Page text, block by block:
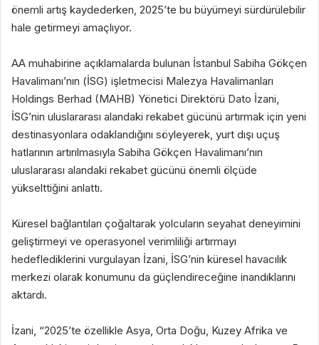
önemli artış kaydederken, 2025’te bu büyümeyi sürdürülebilir
hale getirmeyi amaçlıyor.
AA muhabirine açıklamalarda bulunan İstanbul Sabiha Gökçen
Havalimanı’nın (İSG) işletmecisi Malezya Havalimanları
Holdings Berhad (MAHB) Yönetici Direktörü Dato İzani,
İSG’nin uluslararası alandaki rekabet gücünü artırmak için yeni
destinasyonlara odaklandığını söyleyerek, yurt dışı uçuş
hatlarının artırılmasıyla Sabiha Gökçen Havalimanı’nın
uluslararası alandaki rekabet gücünü önemli ölçüde
yükselttiğini anlattı.
Küresel bağlantıları çoğaltarak yolcuların seyahat deneyimini
geliştirmeyi ve operasyonel verimliliği artırmayı
hedeflediklerini vurgulayan İzani, İSG’nin küresel havacılık
merkezi olarak konumunu da güçlendireceğine inandıklarını
aktardı.
İzani, “2025’te özellikle Asya, Orta Doğu, Kuzey Afrika ve